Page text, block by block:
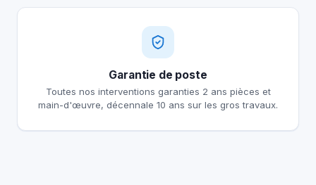
Garantie de poste
Toutes nos interventions garanties 2 ans pièces et
main-d'œuvre, décennale 10 ans sur les gros travaux.